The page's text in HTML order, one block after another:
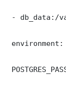
- db_data:/
environment: